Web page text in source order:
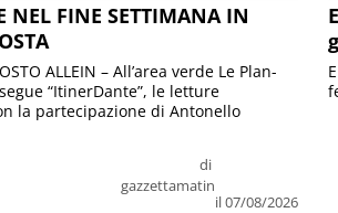
NEL FINE SETTIMANA IN
di
gazzettamatin
il 07/08/2026
ALLEIN – All’area verde Le Plan-
“ItinerDante”, le letture
la partecipazione di Antonello